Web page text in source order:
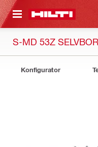
HOVEDINDHOLD
S-MD 53Z
Konfigurator